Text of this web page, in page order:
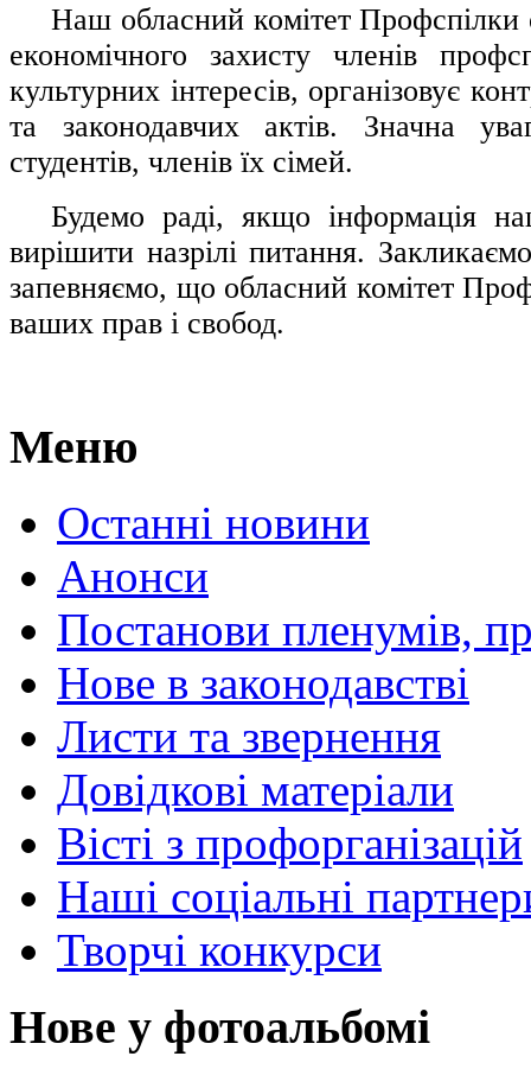
Наш обласний комітет Профспілки
економічного захисту членів
культурних інтересів, організовує
та законодавчих актів. Значна
студентів, членів їх сімей.
Будемо раді, якщо інформація
вирішити назрілі питання.
запевняємо, що обласний комітет
ваших прав і свобод.
Меню
Останні новини
Анонси
Постанови пленумів,
Нове в законодавстві
Листи та звернення
Довідкові матеріали
Вісті з профорганізацій
Наші соціальні
Творчі конкурси
Нове у фотоальбомі